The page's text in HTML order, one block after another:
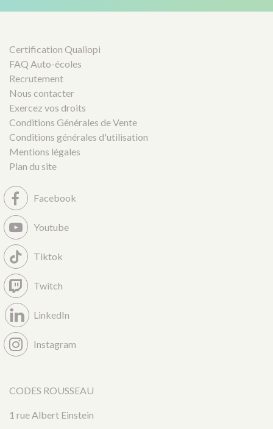
Certification Qualiopi
FAQ Auto-écoles
Recrutement
Nous contacter
Exercez vos droits
Conditions Générales de Vente
Conditions générales d'utilisation
Mentions légales
Plan du site
Facebook
Youtube
Tiktok
Twitch
LinkedIn
Instagram
CODES ROUSSEAU
1 rue Albert Einstein